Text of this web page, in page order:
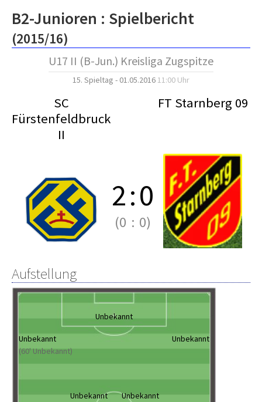
B2-Junioren : Spielbericht
(2015/16)
U17 II (B-Jun.) Kreisliga Zugspitze
15. Spieltag - 01.05.2016 11:00 Uhr
SC
Fürstenfeldbruck
II
FT Starnberg 09
2:0
(0 : 0)
Aufstellung
Unbekannt
Unbekannt
(60' Unbekannt)
Unbekannt
Unbekannt
Unbekannt